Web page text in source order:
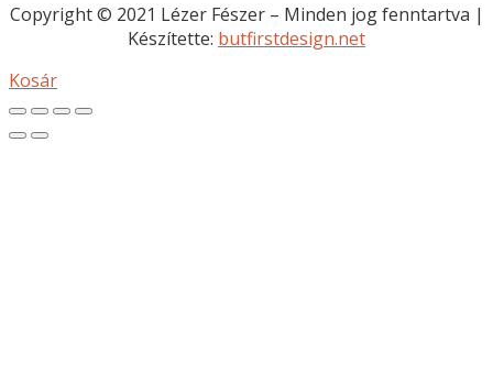
Copyright © 2021 Lézer Fészer – Minden jog fenntartva |
Készítette: butfirstdesign.net
Kosár